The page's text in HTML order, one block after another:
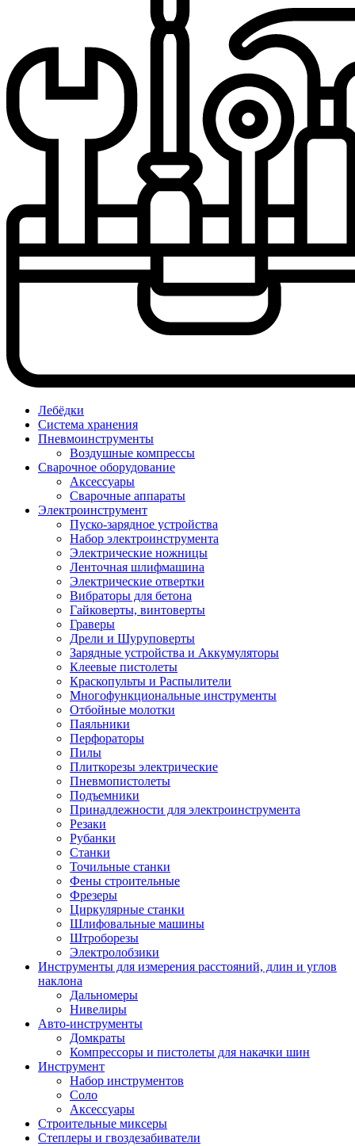
Лебёдки
Система хранения
Пневмоинструменты
Воздушные компрессы
Сварочное оборудование
Аксессуары
Сварочные аппараты
Электроинструмент
Пуско-зарядное устройства
Набор электроинструмента
Электрические ножницы
Ленточная шлифмашина
Электрические отвертки
Вибраторы для бетона
Гайковерты, винтоверты
Граверы
Дрели и Шуруповерты
Зарядные устройства и Аккумуляторы
Клеевые пистолеты
Краскопульты и Распылители
Многофункциональные инструменты
Отбойные молотки
Паяльники
Перфораторы
Пилы
Плиткорезы электрические
Пневмопистолеты
Подъемники
Принадлежности для электроинструмента
Резаки
Рубанки
Станки
Точильные станки
Фены строительные
Фрезеры
Циркулярные станки
Шлифовальные машины
Штроборезы
Электролобзики
Инструменты для измерения расстояний, длин и углов
наклона
Дальномеры
Нивелиры
Авто-инструменты
Домкраты
Компрессоры и пистолеты для накачки шин
Инструмент
Набор инструментов
Соло
Аксессуары
Строительные миксеры
Степлеры и гвоздезабиватели